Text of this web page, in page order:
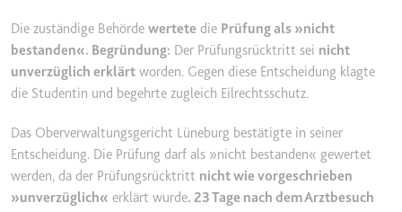
_ga_#
Anbieter:
smartlaw.de
Wird verwendet, um Daten zu
Google Analytics über das Gerät
und das Verhalten des Besuchers
zu senden. Erfasst den Besucher
über Geräte und Marketingkanäle
hinweg.
Statistiken der Videos von
YouTube, die der Benutzer
gesehen hat, zu behalten.
Ablauf:
Sitzung
Die zuständige Behörde wertete die Prüfung als »nicht
bestanden«. Begründung: Der Prüfungsrücktritt sei nicht
unverzüglich erklärt worden. Gegen diese Entscheidung klagte
die Studentin und begehrte zugleich Eilrechtsschutz.
Das Oberverwaltungsgericht Lüneburg bestätigte in seiner
Entscheidung. Die Prüfung darf als »nicht bestanden« gewertet
werden, da der Prüfungsrücktritt nicht wie vorgeschrieben
»unverzüglich« erklärt wurde. 23 Tage nach dem Arztbesuch